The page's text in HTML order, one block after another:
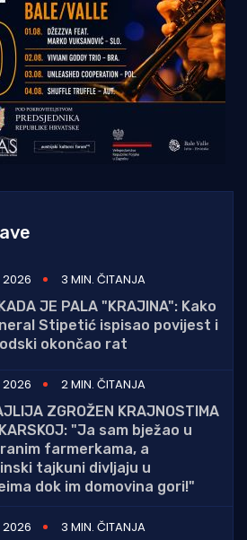
2026
3 MIN. ČITANJA
JE PALA "KRAJINA": Kako
Stipetić ispisao povijest i
okončao rat
2026
2 MIN. ČITANJA
ZGROŽEN KRAJNOSTIMA
"Ja sam bježao u
farmerkama, a
tajkuni divljaju u
dok im domovina gori!"
2026
3 MIN. ČITANJA